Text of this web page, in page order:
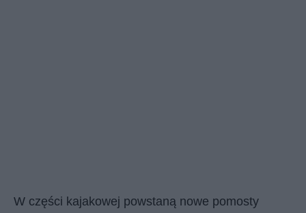
W części kajakowej powstaną nowe pomosty